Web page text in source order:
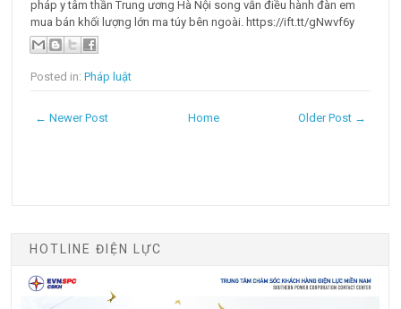
pháp y tâm thần Trung ương Hà Nội song vẫn điều hành đàn em
mua bán khối lượng lớn ma túy bên ngoài. https://ift.tt/gNwvf6y
Posted in:Pháp luật
← Newer Post Older Post →
Home
HOTLINE ĐIỆN LỰC